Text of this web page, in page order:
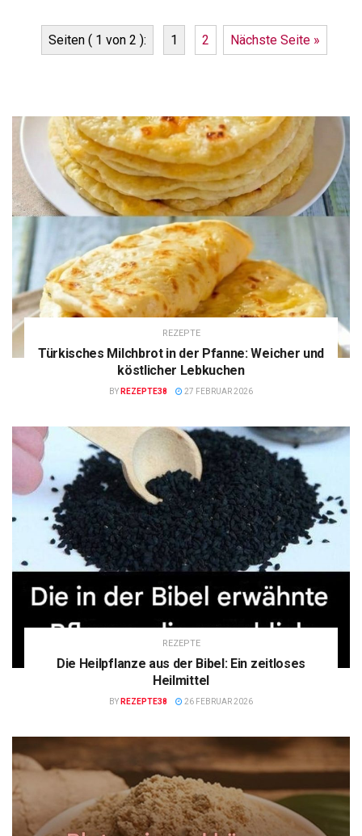
Seiten ( 1 von 2 ): 1 2 Nächste Seite »
REZEPTE
Türkisches Milchbrot in der Pfanne: Weicher und
köstlicher Lebkuchen
BY REZEPTE38 27 FEBRUAR 2026
REZEPTE
Die Heilpflanze aus der Bibel: Ein zeitloses
Heilmittel
BY REZEPTE38 26 FEBRUAR 2026